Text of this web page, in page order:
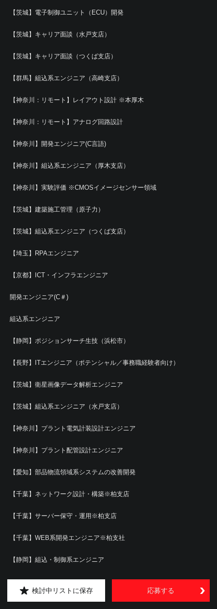
【茨城】電子制御ユニット（ECU）開発
【茨城】キャリア面談（水戸支店）
【茨城】キャリア面談（つくば支店）
【群馬】組込系エンジニア（高崎支店）
【神奈川：リモート】レイアウト設計 ※本厚木
【神奈川：リモート】アナログ回路設計
【神奈川】開発エンジニア(C言語)
【神奈川】組込系エンジニア（厚木支店）
【神奈川】実験評価 ※CMOSイメージセンサー領域
【茨城】建築施工管理（原子力）
【茨城】組込系エンジニア（つくば支店）
【埼玉】RPAエンジニア
【京都】ICT・インフラエンジニア
開発エンジニア(C＃)
組込系エンジニア
【静岡】ポジションサーチ生技（浜松市）
【長野】ITエンジニア（ポテンシャル／事務職経験者向け）
【茨城】衛星画像データ解析エンジニア
【茨城】組込系エンジニア（水戸支店）
【神奈川】プラント電気計装設計エンジニア
【神奈川】プラント配管設計エンジニア
【愛知】部品物流領域系システムの改善開発
【千葉】ネットワーク設計・構築※柏支店
【千葉】サーバー保守・運用※柏支店
【千葉】WEB系開発エンジニア※柏支社
【静岡】組込・制御系エンジニア
【静岡】システムエンジニア（ポテンシャル）
【静岡】インフラエンジニア（ポテンシャル）
検討中リストに保存 応募する